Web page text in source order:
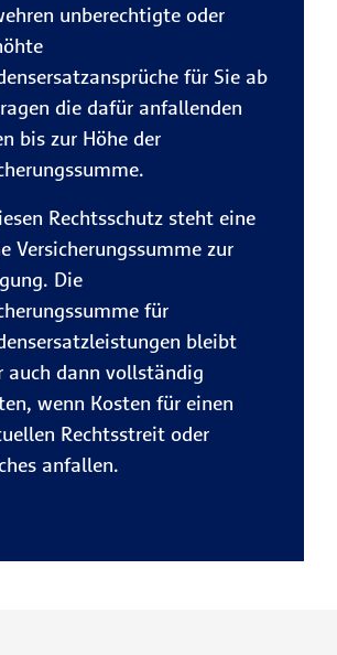
unberechtigte oder
für Sie ab
die dafür anfallenden
bis zur Höhe der
Rechtsschutz steht eine
Versicherungssumme zur
Die
für
bleibt
auch dann vollständig
wenn Kosten für einen
Rechtsstreit oder
anfallen.